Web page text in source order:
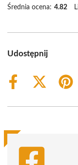
Średnia ocena: 4.82
Udostępnij
Share
Share
(Twitter)